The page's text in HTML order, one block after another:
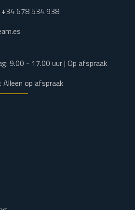
678 534 938
9.00 - 17.00 uur | Op afspraak
Alleen op afspraak